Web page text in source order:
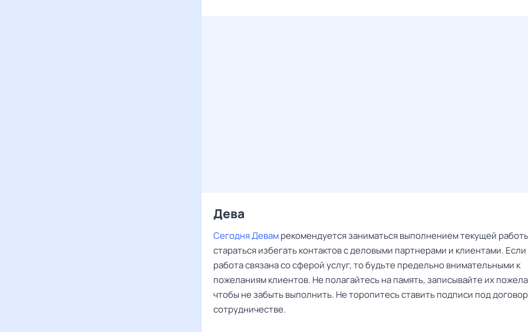
Дева ‌‌
Сегодня Девамрекомендуется заниматься выполнением текущей
стараться избегать контактов с деловыми партнерами и клиентами.
работа связана со сферой услуг, то будьте предельно внимательными к
пожеланиям клиентов. Не полагайтесь на память, записывайте их
чтобы не забыть выполнить. Не торопитесь ставить подписи под
сотрудничестве.